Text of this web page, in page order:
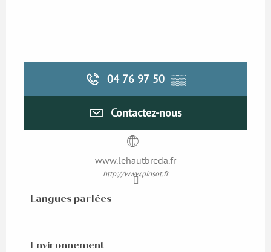
04 76 97 50 ▒▒
Contactez-nous
www.lehautbreda.fr
http://www.pinsot.fr
Langues parlées
Langues parlées
Environnement
Environnement